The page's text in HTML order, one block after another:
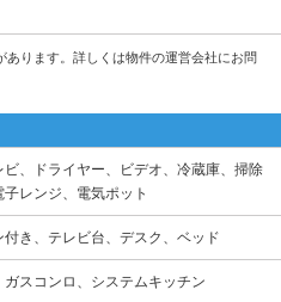
あります。詳しくは物件の運営会社にお問
ビ、ドライヤー、ビデオ、冷蔵庫、掃除
レンジ、電気ポット
付き、テレビ台、デスク、ベッド
ガスコンロ、システムキッチン